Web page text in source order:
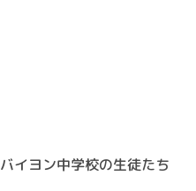
バイヨン中学校の生徒たち